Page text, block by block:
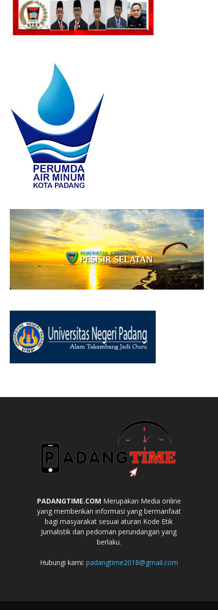
PADANGTIME.COM Merupakan Media online
yang memberikan informasi yang bermanfaat
bagi masyarakat sesuai aturan Kode Etik
Jurnalistik dan pedoman perundangan yang
berlaku.
Hubungi kami: padangtime2018@gmail.com